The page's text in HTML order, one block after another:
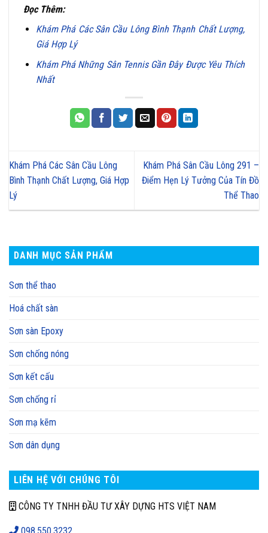
Đọc Thêm:
Khám Phá Các Sân Cầu Lông Bình Thạnh Chất Lượng,
Giá Hợp Lý
Khám Phá Những Sân Tennis Gần Đây Được Yêu Thích
Nhất
Khám Phá Các Sân Cầu Lông
Bình Thạnh Chất Lượng, Giá Hợp
Lý
Khám Phá Sân Cầu Lông 291 –
Điểm Hẹn Lý Tưởng Của Tín Đồ
Thể Thao
DANH MỤC SẢN PHẨM
Sơn thể thao
Hoá chất sàn
Sơn sàn Epoxy
Sơn chống nóng
Sơn kết cấu
Sơn chống rỉ
Sơn mạ kẽm
Sơn dân dụng
LIÊN HỆ VỚI CHÚNG TÔI
CÔNG TY TNHH ĐẦU TƯ XÂY DỰNG HTS VIỆT NAM